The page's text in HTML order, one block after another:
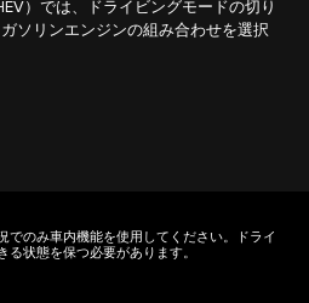
）では、ドライビングモードの切り
ソリンエンジンの組み合わせを選択
でのみ車内機能を使用してください。ドライ
る状態を保つ必要があります。